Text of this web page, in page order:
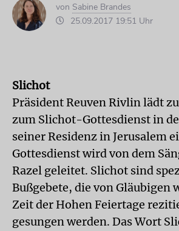
von Sabine Brandes
25.09.2017 19:51 Uhr
Slichot
Präsident Reuven Rivlin lädt
zum Slichot-Gottesdienst in
seiner Residenz in Jerusalem
Gottesdienst wird von dem
Razel geleitet. Slichot sind
Bußgebete, die von Gläubigen
Zeit der Hohen Feiertage
gesungen werden. Das Wort